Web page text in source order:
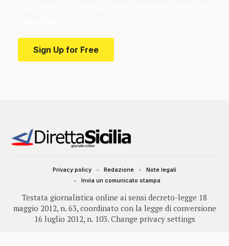
Sign Up for Free
Testata giornalistica online ai sensi decreto-legge 18
maggio 2012, n. 63, coordinato con la legge di conversione
16 luglio 2012, n. 103. Change privacy settings
Privacy policy Redazione
Note legali
Invia un comunicato stampa